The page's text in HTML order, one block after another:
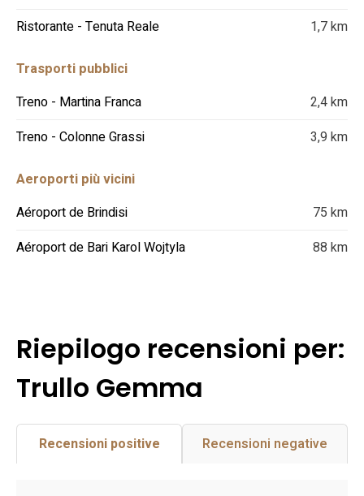
Ristorante - Tenuta Reale
1,7 km
Trasporti pubblici
Treno - Martina Franca
2,4 km
Treno - Colonne Grassi
3,9 km
Aeroporti più vicini
Aéroport de Brindisi
75 km
Aéroport de Bari Karol Wojtyla
88 km
Riepilogo recensioni per:
Trullo Gemma
Recensioni positive Recensioni negative